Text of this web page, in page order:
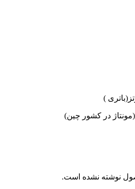
)
در کشور چین)
نوشته نشده است.